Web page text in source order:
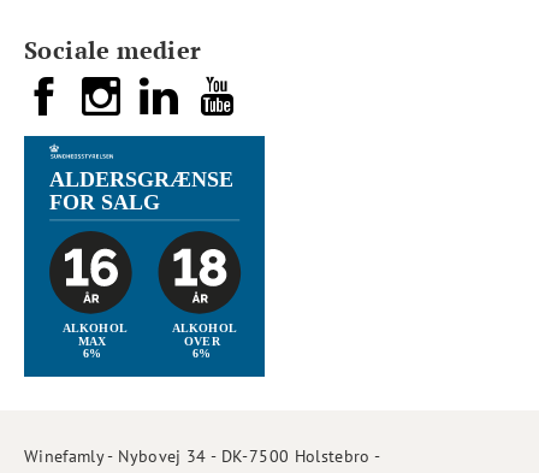
Sociale medier
Winefamly - Nybovej 34 - DK-7500 Holstebro -